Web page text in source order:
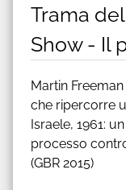
Trama
Show - Il
Martin
che ripercorre
Israele, 1961:
processo
(GBR 2015)